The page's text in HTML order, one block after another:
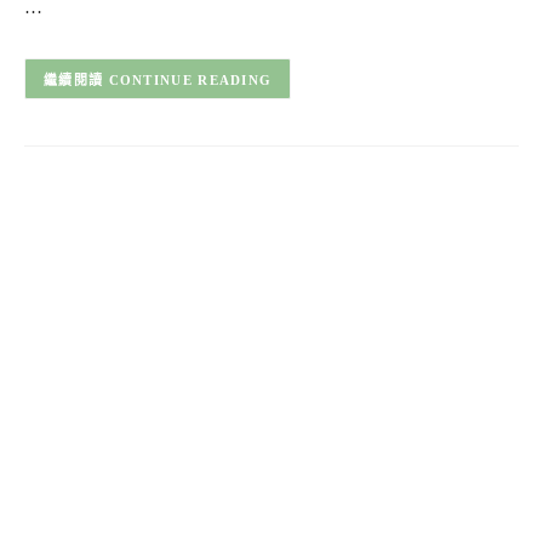
…
CONTINUE READING